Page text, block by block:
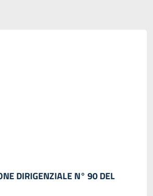
DIRIGENZIALE N° 90 DEL